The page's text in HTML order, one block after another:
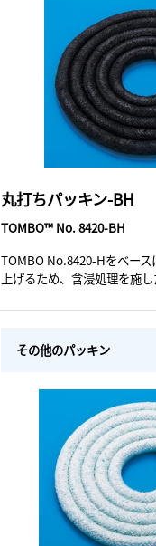
丸打ちパッキン-BH
TOMBO™ No. 8420-BH
TOMBO No.8420-Hをベー
上げるため、含浸処理を施し
その他のパッキン